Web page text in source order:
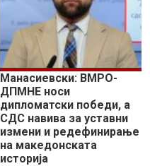
Манасиевски: ВМРО-
ДПМНЕ носи
дипломатски победи, a
СДС навива за уставни
измени и редефинирање
на македонската
историја